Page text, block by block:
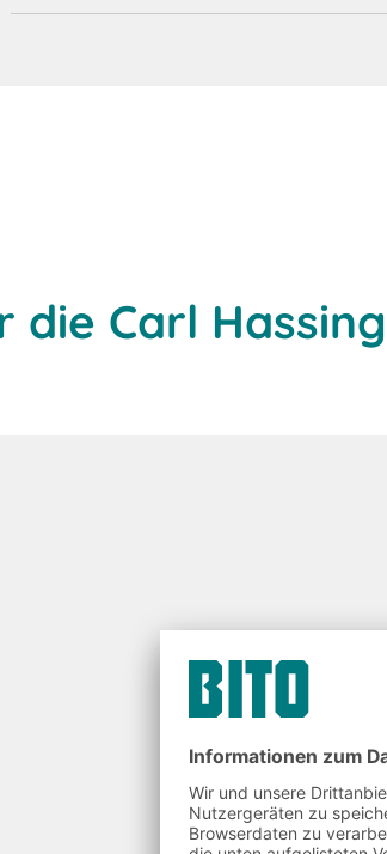
die Carl Hassing